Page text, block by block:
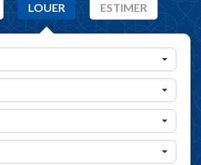
LOUER ESTIMER